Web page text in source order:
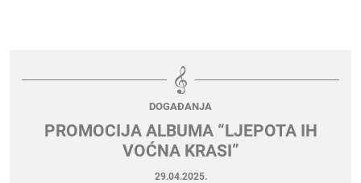
DOGAĐANJA
PROMOCIJA ALBUMA “LJEPOTA IH
VOĆNA KRASI”
29.04.2025.